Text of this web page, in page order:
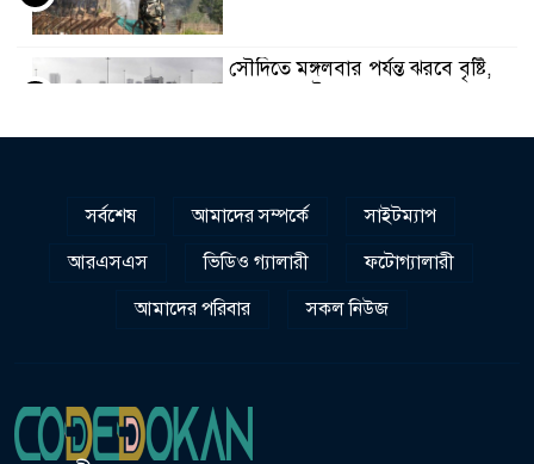
সৌদিতে মঙ্গলবার পর্যন্ত ঝরবে বৃষ্টি,
ক্লাস অনলাইনে
গৃহঋণ সেবা
সিরামিকস
ফিটনেস ডে
৮
সর্বশেষ আমাদের সম্পর্কে
সাইটম্যাপ
আরএসএস
ভিডিও গ্যালারী
ফটোগ্যালারী
আমাদের পরিবার
সকল নিউজ